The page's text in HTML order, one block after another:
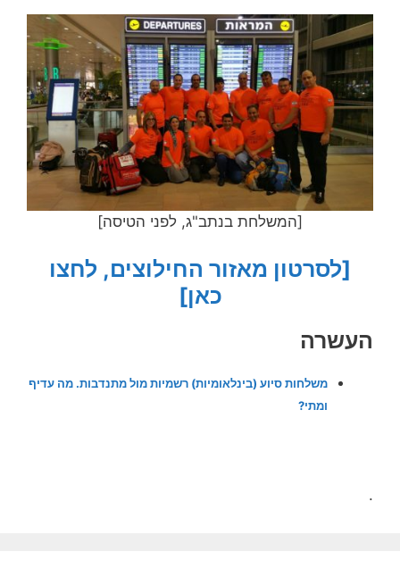
[המשלחת בנתב"ג, לפני הטיסה]
[לסרטון מאזור החילוצים, לחצו
כאן]
העשרה
משלחות סיוע (בינלאומיות) רשמיות מול מתנדבות. מה עדיף
ומתי?
.